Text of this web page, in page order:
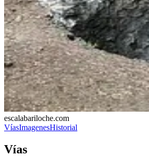
escalabariloche.com
VíasImagenesHistorial
Vías